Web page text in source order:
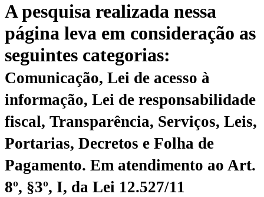
A pesquisa realizada nessa
página leva em consideração as
seguintes categorias:
Comunicação, Lei de acesso à
informação, Lei de responsabilidade
fiscal, Transparência, Serviços, Leis,
Portarias, Decretos e Folha de
Pagamento. Em atendimento ao Art.
8º, §3º, I, da Lei 12.527/11